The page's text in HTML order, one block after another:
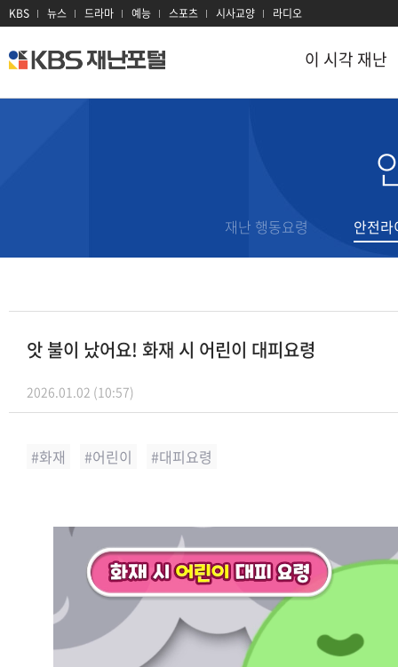
KBS 뉴스 드라마 예능 스포츠 시사교양 라디오
kbs
재
이 시각 재난
호우
산사태
폭염
감염병
전력
방사선
이 시각 현장
재난문자
과거 재난기록
재난 행동요령 안전
앗 불이 났어요! 화재 시 어린이 대피요령
2026.01.02 (10:57)
화재 어린이 대피요령